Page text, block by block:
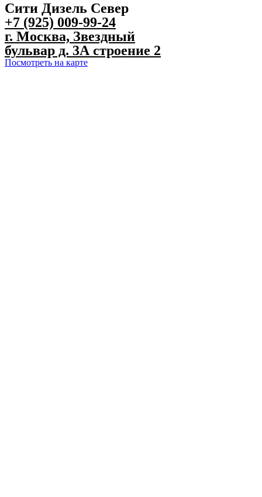
Сити Дизель Север
+7 (925) 009-99-24
г. Москва, Звездный
бульвар д. 3А строение 2
Посмотреть на карте